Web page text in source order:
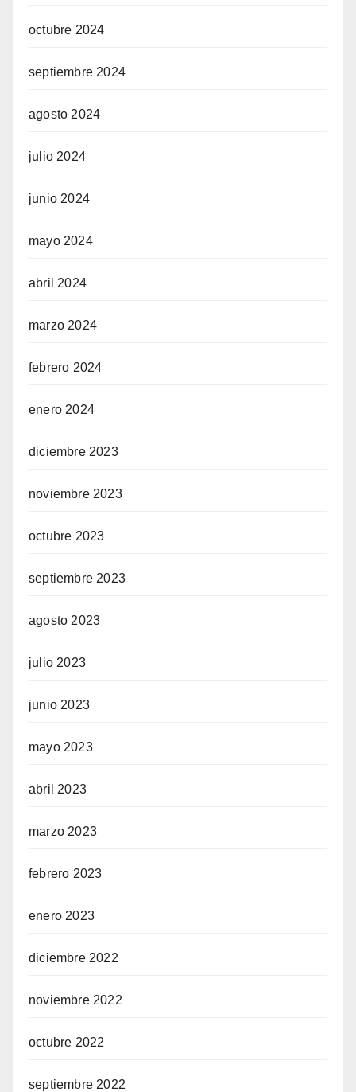
octubre 2024
septiembre 2024
agosto 2024
julio 2024
junio 2024
mayo 2024
abril 2024
marzo 2024
febrero 2024
enero 2024
diciembre 2023
noviembre 2023
octubre 2023
septiembre 2023
agosto 2023
julio 2023
junio 2023
mayo 2023
abril 2023
marzo 2023
febrero 2023
enero 2023
diciembre 2022
noviembre 2022
octubre 2022
septiembre 2022